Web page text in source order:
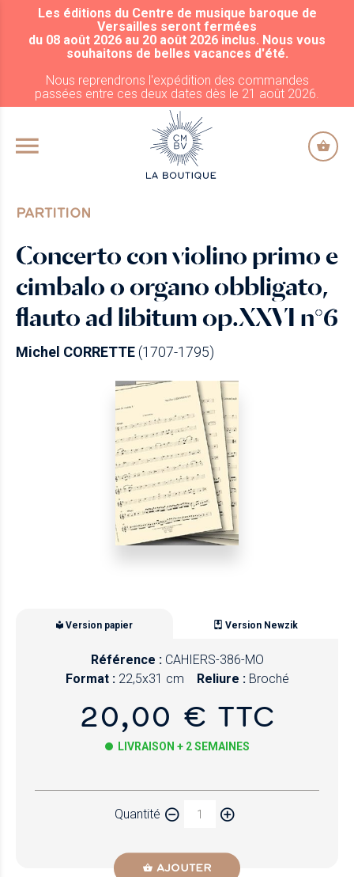
ALLER AU CONTENU PRINCIPAL
Les éditions du Centre de musique baroque de
Versailles seront fermées
du 08 août 2026 au 20 août 2026 inclus. Nous vous
souhaitons de belles vacances d'été.
Nous reprendrons l'expédition des commandes
passées entre ces deux dates dès le 21 août 2026.
PARTITION
Concerto con violino primo e
cimbalo o organo obbligato,
flauto ad libitum op.XXVI n°6
Michel CORRETTE(1707-1795)
Version papier Version Newzik
Référence : CAHIERS-386-MO
Format : 22,5x31 cm Reliure : Broché
20,00 € TTC
LIVRAISON + 2 SEMAINES
Quantité
AJOUTER